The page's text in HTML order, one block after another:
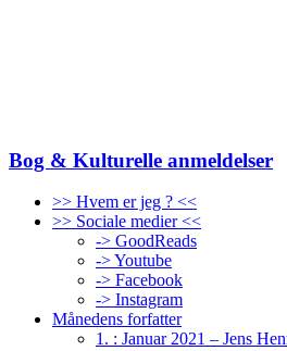
Bog & Kulturelle anmeldelser
>> Hvem er jeg ? <<
>> Sociale medier <<
-> GoodReads
-> Youtube
-> Facebook
-> Instagram
Månedens forfatter
1. : Januar 2021 – Jens